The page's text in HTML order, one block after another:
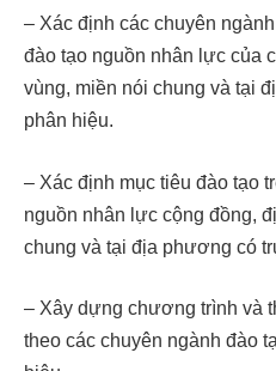
– Xác định các chuyên
đào tạo nguồn nhân lực của
vùng, miền nói chung và tại
phân hiệu.
– Xác định mục tiêu đào tạo
nguồn nhân lực cộng đồng,
chung và tại địa phương có
– Xây dựng chương trình và
theo các chuyên ngành đào